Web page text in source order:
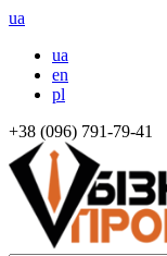
ua
ua
en
pl
+38 (096) 791-79-41